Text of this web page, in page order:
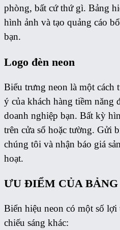
phòng, bất cứ thứ gì. Bảng
hình ảnh và tạo quảng cáo
bạn.
Logo đèn neon
Biểu trưng neon là một cách
ý của khách hàng tiềm năng
doanh nghiệp bạn. Bất kỳ
trên cửa sổ hoặc tường. Gửi
chúng tôi và nhận báo giá
hoạt.
ƯU ĐIỂM CỦA
Biển hiệu neon có một số lợi
chiếu sáng khác: